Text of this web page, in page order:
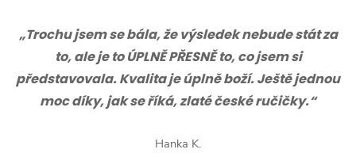
„Trochu jsem se bála, že výsledek nebude stát za
to, ale je to ÚPLNĚ PŘESNĚ to, co jsem si
představovala. Kvalita je úplně boží. Ještě jednou
moc díky, jak se říká, zlaté české ručičky.“
Hanka K.